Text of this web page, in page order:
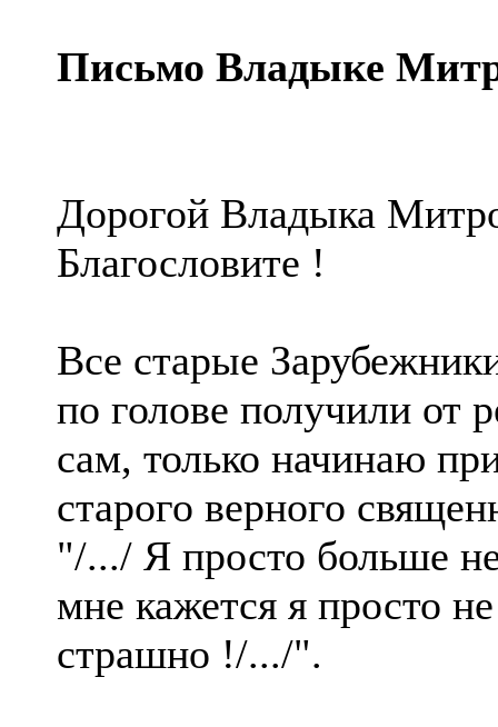
Письмо Владыке
Дорогой Владыка
Благословите !
Все старые
по голове получили от
сам, только начинаю
старого верного
"/.../ Я просто больше
мне кажется я просто
страшно !/.../".